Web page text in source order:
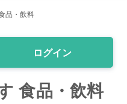
品・飲料
ログイン
食品・飲料